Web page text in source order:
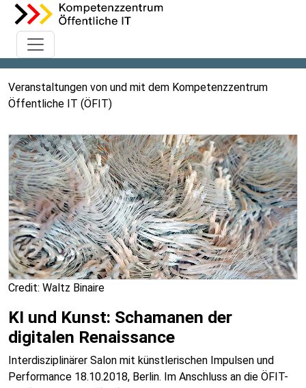
Veranstaltungen von und mit dem Kompetenzzentrum
Öffentliche IT (ÖFIT)
Credit: Waltz Binaire
KI und Kunst: Schamanen der
digitalen Renaissance
Interdisziplinärer Salon mit künstlerischen Impulsen und
Performance 18.10.2018, Berlin. Im Anschluss an die ÖFIT-